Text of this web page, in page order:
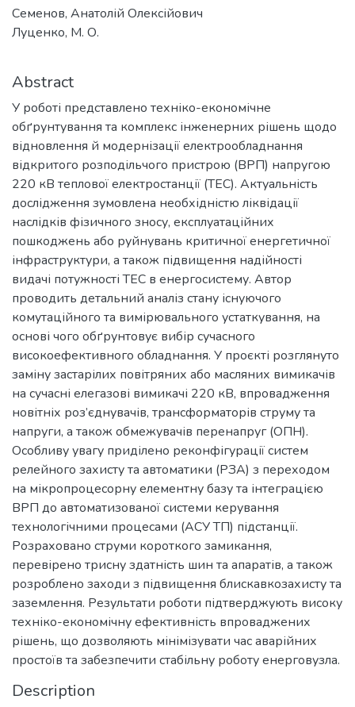
Семенов, Анатолій Олексійович
Луценко, М. О.
Abstract
У роботі представлено техніко-економічне
обґрунтування та комплекс інженерних рішень щодо
відновлення й модернізації електрообладнання
відкритого розподільчого пристрою (ВРП) напругою
220 кВ теплової електростанції (ТЕС). Актуальність
дослідження зумовлена необхідністю ліквідації
наслідків фізичного зносу, експлуатаційних
пошкоджень або руйнувань критичної енергетичної
інфраструктури, а також підвищення надійності
видачі потужності ТЕС в енергосистему. Автор
проводить детальний аналіз стану існуючого
комутаційного та вимірювального устаткування, на
основі чого обґрунтовує вибір сучасного
високоефективного обладнання. У проєкті розглянуто
заміну застарілих повітряних або масляних вимикачів
на сучасні елегазові вимикачі 220 кВ, впровадження
новітніх роз’єднувачів, трансформаторів струму та
напруги, а також обмежувачів перенапруг (ОПН).
Особливу увагу приділено реконфігурації систем
релейного захисту та автоматики (РЗА) з переходом
на мікропроцесорну елементну базу та інтеграцією
ВРП до автоматизованої системи керування
технологічними процесами (АСУ ТП) підстанції.
Розраховано струми короткого замикання,
перевірено трисну здатність шин та апаратів, а також
розроблено заходи з підвищення блискавкозахисту та
заземлення. Результати роботи підтверджують високу
техніко-економічну ефективність впроваджених
рішень, що дозволяють мінімізувати час аварійних
простоїв та забезпечити стабільну роботу енерговузла.
Description